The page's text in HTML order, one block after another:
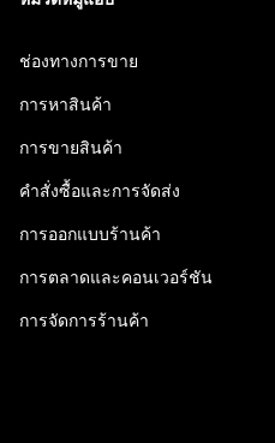
ช่องทางการขาย
การหาสินค้า
การขายสินค้า
คำสั่งซื้อและการจัดส่ง
การออกแบบร้านค้า
การตลาดและคอนเวอร์ชัน
การจัดการร้านค้า